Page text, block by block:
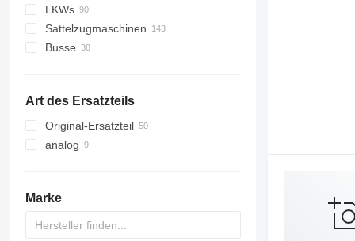
LKWs
Sattelzugmaschinen
Busse
Art des Ersatzteils
Original-Ersatzteil
analog
Marke